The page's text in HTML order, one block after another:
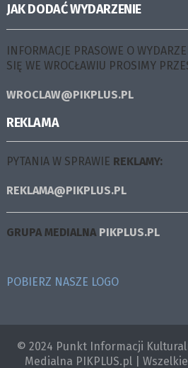
JAK DODAĆ WYDARZENIE
INFORMACJE PRASOWE O
SIĘ WE WROCŁAWIU PROSIMY
WROCLAW@PIKPLUS.PL
REKLAMA
PYTANIA W SPRAWIE REKLAMY:
REKLAMA@PIKPLUS.PL
GRUPA MEDIALNA PIKPLUS.PL
POBIERZ NASZE LOGO
© 2024 Punkt Informacji
Medialna PIKPLUS.pl |